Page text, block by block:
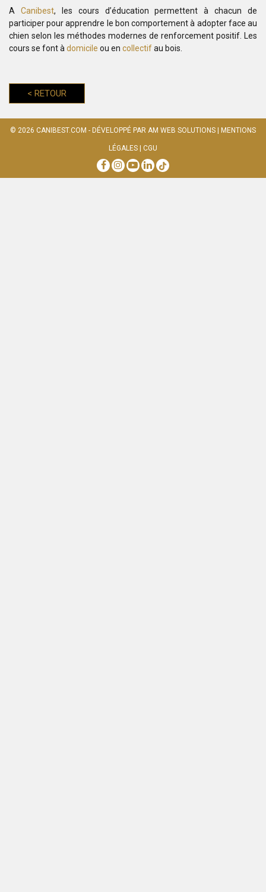
A Canibest, les cours d’éducation permettent à chacun de
participer pour apprendre le bon comportement à adopter face au
chien selon les méthodes modernes de renforcement positif. Les
cours se font à domicile ou en collectifau bois.
< RETOUR
© 2026 CANIBEST.COM - DÉVELOPPÉ PAR AM WEB SOLUTIONS MENTIONS
LÉGALES CGU